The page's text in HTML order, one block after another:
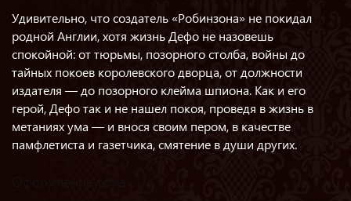
Удивительно, что создатель «Робинзона» не покидал
родной Англии, хотя жизнь Дефо не назовешь
спокойной: от тюрьмы, позорного столба, войны до
тайных покоев королевского дворца, от должности
издателя — до позорного клейма шпиона. Как и его
герой, Дефо так и не нашел покоя, проведя в жизнь в
метаниях ума — и внося своим пером, в качестве
памфлетиста и газетчика, смятение в души других.